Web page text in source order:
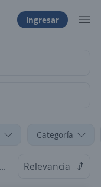
Ingresar
Categoría
Relevancia